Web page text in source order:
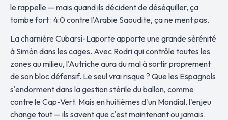
le rappelle — mais quand ils décident de déséquiller, ça
tombe fort : 4:0 contre l'Arabie Saoudite, ça ne ment pas.
La charnière Cubarsí-Laporte apporte une grande sérénité
à Simón dans les cages. Avec Rodri qui contrôle toutes les
zones au milieu, l'Autriche aura du mal à sortir proprement
de son bloc défensif. Le seul vrai risque ? Que les Espagnols
s'endorment dans la gestion stérile du ballon, comme
contre le Cap-Vert. Mais en huitièmes d'un Mondial, l'enjeu
change tout — ils savent que c'est maintenant ou jamais.